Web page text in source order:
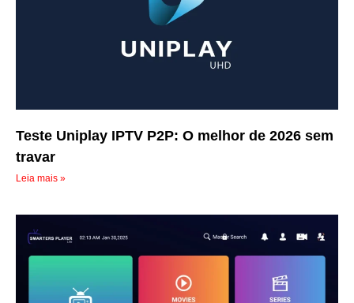
Teste Uniplay IPTV P2P: O melhor de 2026 sem
travar
Leia mais »